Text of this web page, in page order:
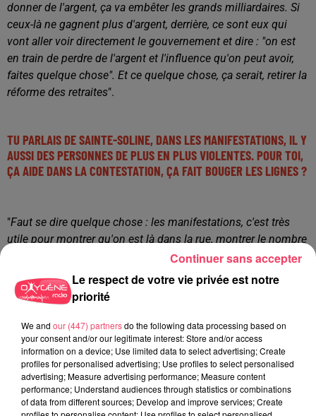
donner de l'argent, ça va embêter les grands milliardaires. Si
ceux-là ne gagnent plus d'argent, derrière, ce sont eux qui
vont aller voir directement le gouvernement et dire : "on est
en train de perdre de l'argent et l'influence qu'on peut avoir,
faites quelque chose". Et ce quelque chose, ça serait, retirer la
réforme des retraites".
TU PARLAIS DE SAINTE-SOLINE, DANS LES MANIFESTATIONS, IL Y
AUSSI DES PERSONNES DE PLUS EN PLUS VIOLENTES. POUR TOI,
ÇA AIDE DANS LA CONTESTATION, ÇA FAIT BOUGER LES LIGNES ?
"Faut se dire quelque chose : les manifestations, c'est très
utile pour montrer qu'on est là dans la rue, montrer le nombre
de jeunes qui sont contre et le profil de chacun. Les violences
ne sont pas le seul moyen. Après, j'ai des vidéos que j'ai
postées où on voit les CRS qui sortent des chiens pour faire
peur aux manifestants et derrière, ils continuent de balancer
des lacrymogènes. J'ai des photos de gens en sang. Et voir
ça, ça me donne plus de colère qu'autre chose. On est sur
quelque chose qui n'est pas égalitaire et un État autoritaire,
quitte à blesser. Et la population est plus en plus violente
parce que la peur engendre la haine et la haine engendre la
révolte. Le peuple est en train de se révolter et dire, on veut du
Le respect de votre vie privée est notre
priorité
We and our (447) partnersdo the following data processing based on
your consent and/or our legitimate interest: Store and/or access
information on a device; Use limited data to select advertising; Create
profiles for personalised advertising; Use profiles to select personalised
advertising; Measure advertising performance; Measure content
performance; Understand audiences through statistics or combinations
of data from different sources; Develop and improve services; Create
Continuer sans accepter